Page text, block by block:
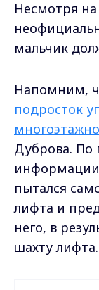
Несмотря
мальчик
Напомним,
подросток
Дуброва. По
информации
пытался
лифта и
него, в
шахту лифта.